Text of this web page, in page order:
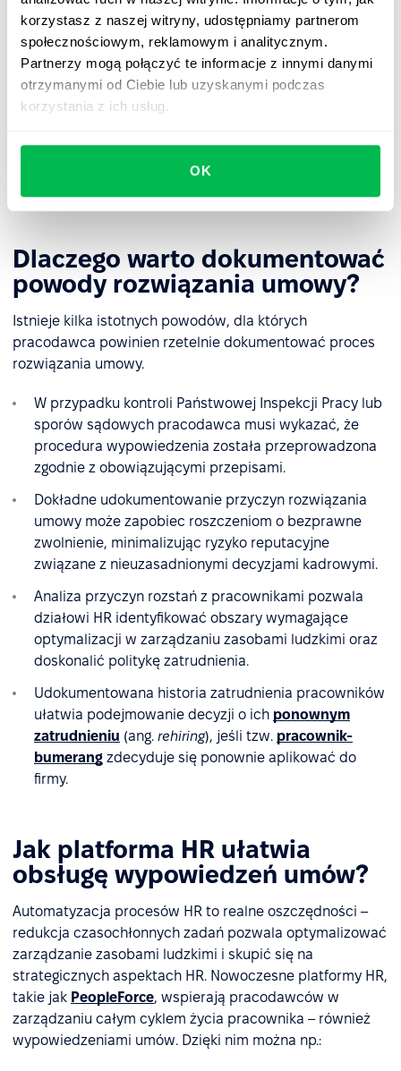
korzystasz z naszej witryny, udostępniamy partnerom
społecznościowym, reklamowym i analitycznym.
Partnerzy mogą połączyć te informacje z innymi danymi
otrzymanymi od Ciebie lub uzyskanymi podczas
korzystania z ich usług.
OK
zakończenia stosunku pracy]. W okresie wypowiedzenia
zobowiązany jest Pan do wykonywania dotychczasowych
obowiązków, chyba że strony ustalą inaczej.
Zgodnie z przepisami prawa przysługuje Panu prawo do
odwołania się od niniejszego wypowiedzenia do Sądu Pracy
Data i podpis pracodawcy lub
Dlaczego warto dokumentować
powody rozwiązania umowy?
Istnieje kilka istotnych powodów, dla których
pracodawca powinien rzetelnie dokumentować proces
rozwiązania umowy.
W przypadku kontroli Państwowej Inspekcji Pracy lub
sporów sądowych pracodawca musi wykazać, że
procedura wypowiedzenia została przeprowadzona
zgodnie z obowiązującymi przepisami.
Dokładne udokumentowanie przyczyn rozwiązania
umowy może zapobiec roszczeniom o bezprawne
zwolnienie, minimalizując ryzyko reputacyjne
związane z nieuzasadnionymi decyzjami kadrowymi.
Analiza przyczyn rozstań z pracownikami pozwala
działowi HR identyfikować obszary wymagające
optymalizacji w zarządzaniu zasobami ludzkimi oraz
doskonalić politykę zatrudnienia.
Udokumentowana historia zatrudnienia pracowników
ułatwia podejmowanie decyzji o ich ponownym
zatrudnieniu (ang. rehiring), jeśli tzw. pracownik-
bumerang zdecyduje się ponownie aplikować do
firmy.
Jak platforma HR ułatwia
obsługę wypowiedzeń umów?
Automatyzacja procesów HR to realne oszczędności –
redukcja czasochłonnych zadań pozwala optymalizować
zarządzanie zasobami ludzkimi i skupić się na
strategicznych aspektach HR. Nowoczesne platformy HR,
takie jak PeopleForce, wspierają pracodawców w
zarządzaniu całym cyklem życia pracownika – również
wypowiedzeniami umów. Dzięki nim można np.: